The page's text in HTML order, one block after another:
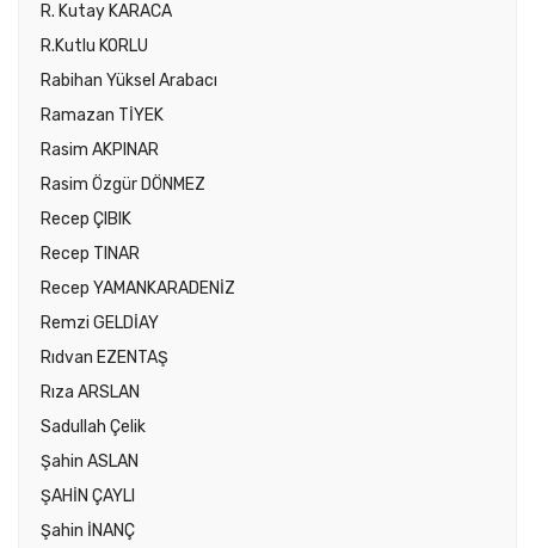
R. Kutay KARACA
R.Kutlu KORLU
Rabihan Yüksel Arabacı
Ramazan TİYEK
Rasim AKPINAR
Rasim Özgür DÖNMEZ
Recep ÇIBIK
Recep TINAR
Recep YAMANKARADENİZ
Remzi GELDİAY
Rıdvan EZENTAŞ
Rıza ARSLAN
Sadullah Çelik
Şahin ASLAN
ŞAHİN ÇAYLI
Şahin İNANÇ